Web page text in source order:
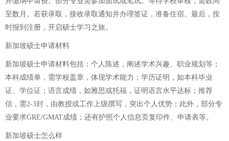
至数月。若获录取，接收录取通知并办理签证，准备住宿。最后，按
时报到注册，开启硕士学习之旅。
新加坡硕士申请材料
新加坡硕士申请材料包括：个人陈述，阐述学术兴趣、职业规划等；
本科成绩单，需学校盖章，体现学术能力；学历证明，如本科毕业
证、学位证；语言成绩，如雅思或托福，证明语言水平达标；推荐
信，需2-3封，由教授或工作上级撰写，突出个人优势；此外，部分专
业要求GRE/GMAT成绩；还有护照个人信息页复印件、申请表等。
新加坡硕士怎么样